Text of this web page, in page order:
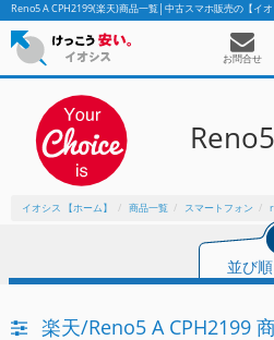
Reno5 A CPH2199(楽天)商品一覧│中古スマホ販売の【イオ
お問合せ
イオシス 【ホーム】 商品一覧 スマートフォン
並び順
楽天/Reno5 A CPH2199
かんたんパソコン検索に
人気の検索ワード：Let's noteEliteBookMacBook